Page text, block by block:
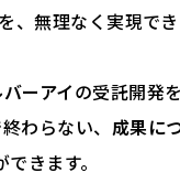
、無理なく実現で
ーアイの受託開発
わらない、 成果に
きます。